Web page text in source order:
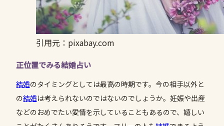
引用元：pixabay.com
正位置でみる結婚占い
結婚のタイミングとしては最高の時期です。今の相手以外と
の結婚は考えられないのではないのでしょうか。妊娠や出産
などのおめでたい愛情を示していることもあるので、嬉しい